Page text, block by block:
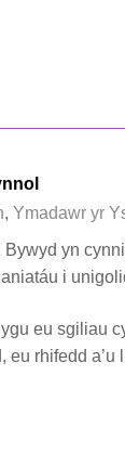
, Ymadawr yr
Bywyd yn
i
eu sgiliau
eu rhifedd